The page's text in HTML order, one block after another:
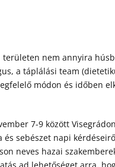
nem annyira
a táplálási team
módon és időben
7-9 között
sebészet napi
neves hazai